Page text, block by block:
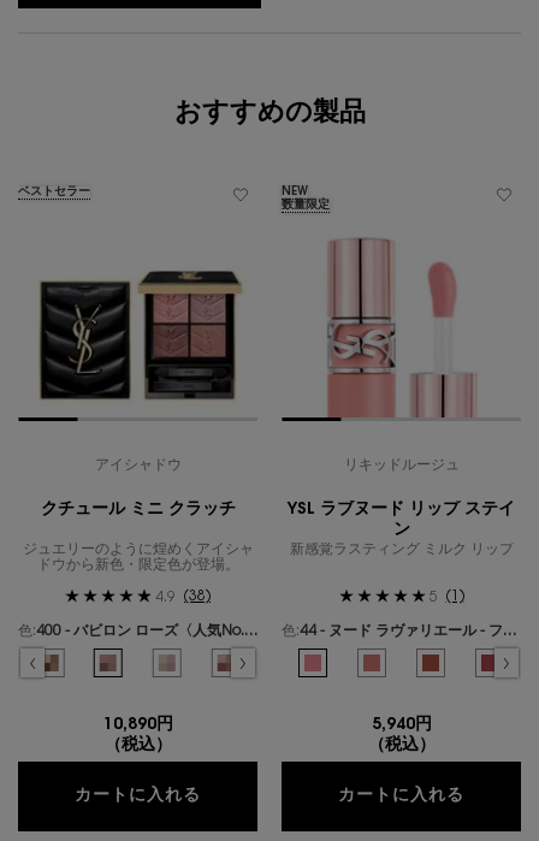
おすすめの製品
ベストセラー
アイシャドウ
クチュール ミニ クラッチ
ジュエリーのように煌めくアイシャ
ドウから新色・限定色が登場。
4.9 (38)
色:
400 - バビロン ローズ〈人気No.1〉
色を選択してください
{1} の場合
のカラー クチュール ミニ クラッチ、1/19
ズ ドリーム のカラー クチュール ミニ クラッチ、2/19
択済み
- カスバ スパイシーズ のカラー クチュール ミニ クラッチ、3/19
選択済み
310 - エキゾチック ミラージュ のカラー クチュール ミニ クラッチ、4/19
400 - バビロン ローズ〈人気No.1〉 のカラー クチュール ミニ ク
選択済み
410 - フォービドゥン ウィスパー のカラー クチュール
選択済み
500 - メディナ グロウ のカラー クチュール ミ
600 - スポンティーニ リリー のカラ
700 - オーバー ノアール の
710 - オーバー ブ
選択済み
720 - キャ
10,890円
（税込）
カートに入れる クチュール ミニ クラッチ
NEW
数量限定
リキッドルージュ
YSL ラブヌード リップ ステイ
ン
新感覚ラスティング ミルク リップ
5 (1)
色:
44 - ヌード ラヴァリエール - フレンチモードなミルキーピンク -
色を選択してください
{1} の場合
44 - ヌード ラヴァリエール - フ
1 - アンドレスド ピンク
610 - ヌード チ
選択済
530 -
5,940円
（税込）
カートに入れる